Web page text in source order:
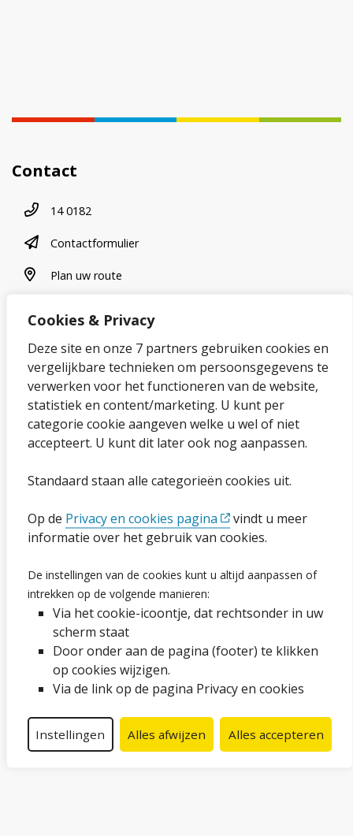
Cookies & Privacy
Deze site en onze 7 partners gebruiken cookies en
vergelijkbare technieken om persoonsgegevens te
verwerken voor het functioneren van de website,
statistiek en content/marketing. U kunt per
categorie cookie aangeven welke u wel of niet
accepteert. U kunt dit later ook nog aanpassen.
Standaard staan alle categorieën cookies uit.
Op de Privacy en cookies pagina
vindt u meer
informatie over het gebruik van cookies.
De instellingen van de cookies kunt u altijd aanpassen of
intrekken op de volgende manieren:
Via het cookie-icoontje, dat rechtsonder in uw
scherm staat
Door onder aan de pagina (footer) te klikken
op cookies wijzigen.
Via de link op de pagina Privacy en cookies
Instellingen Alles afwijzen Alles accepteren
Contact
Telefoonnummer
14 0182
contactformulier
Contactformulier
plan uw route
Plan uw route
Over onze website
Sitemap
Privacybeleid en cookies
Cookies wijzigen
Ga naar de pagina
Proclaimer en copyright
Webarchief
Volg ons op social media
Facebook
LinkedInInstagram
YouTube